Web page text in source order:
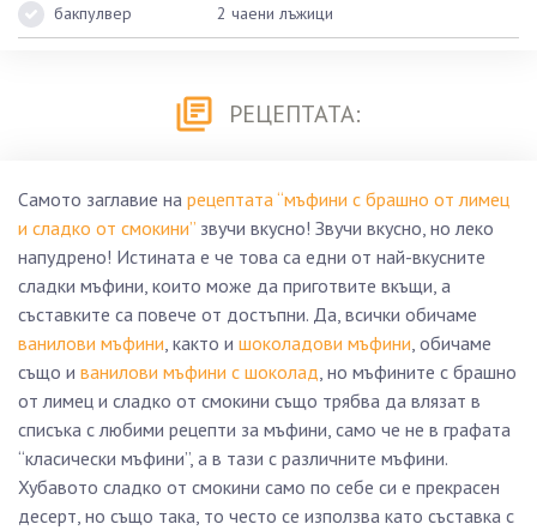
бакпулвер 2 чаени лъжици
РЕЦЕПТАТА:
Самото заглавие на рецептата “мъфини с брашно от лимец
и сладко от смокини” звучи вкусно! Звучи вкусно, но леко
напудрено! Истината е че това са едни от най-вкусните
сладки мъфини, които може да приготвите вкъщи, а
съставките са повече от достъпни. Да, всички обичаме
ванилови мъфини , както и шоколадови мъфини , обичаме
също и ванилови мъфини с шоколад , но мъфините с брашно
от лимец и сладко от смокини също трябва да влязат в
списъка с любими рецепти за мъфини, само че не в графата
“класически мъфини”, а в тази с различните мъфини.
Хубавото сладко от смокини само по себе си е прекрасен
десерт, но също така, то често се използва като съставка с